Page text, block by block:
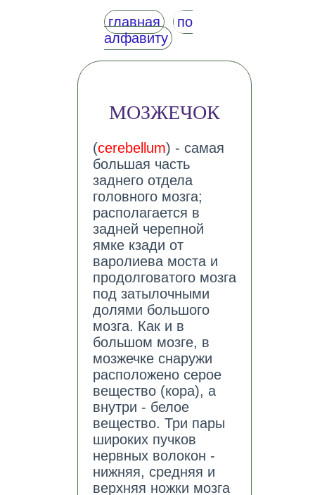
главная
по
алфавиту
МОЗЖЕЧОК
(cerebellum) - самая
большая часть
заднего отдела
головного мозга;
располагается в
задней черепной
ямке кзади от
варолиева моста и
продолговатого мозга
под затылочными
долями большого
мозга. Как и в
большом мозге, в
мозжечке снаружи
расположено серое
вещество (кора), а
внутри - белое
вещество. Три пары
широких пучков
нервных волокон -
нижняя, средняя и
верхняя ножки мозга